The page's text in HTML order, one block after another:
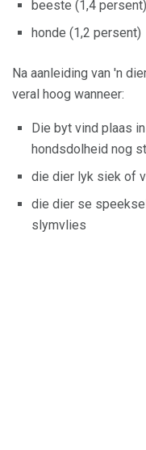
beeste (1,4 persent)
honde (1,2 persent)
Na aanleiding van 'n
veral hoog wanneer:
Die byt vind plaas
hondsdolheid nog
die dier lyk siek of
die dier se
slymvlies